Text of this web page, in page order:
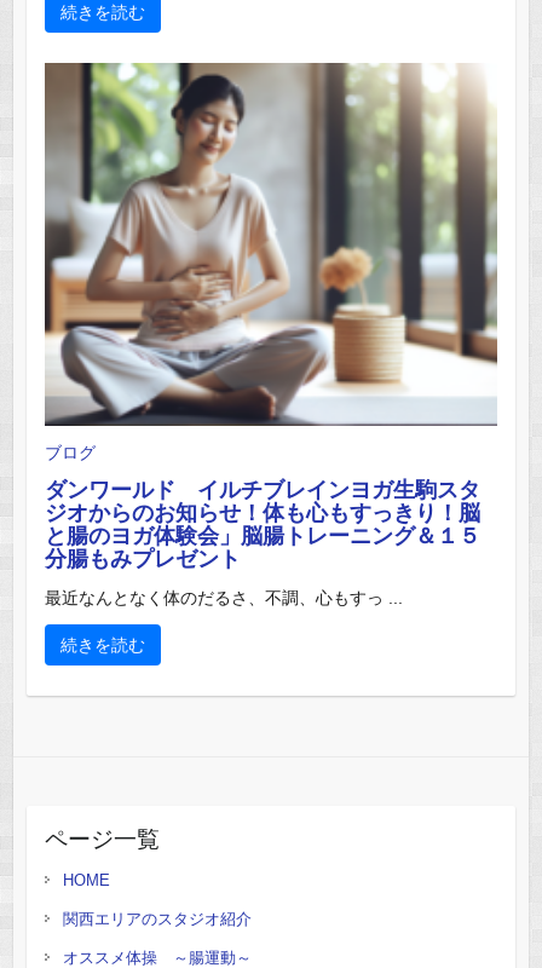
続きを読む
ブログ
ダンワールド イルチブレインヨガ生駒スタ
ジオからのお知らせ！体も心もすっきり！脳
と腸のヨガ体験会」脳腸トレーニング＆１５
分腸もみプレゼント
最近なんとなく体のだるさ、不調、心もすっ ...
続きを読む
ページ一覧
HOME
関西エリアのスタジオ紹介
オススメ体操 ～腸運動～